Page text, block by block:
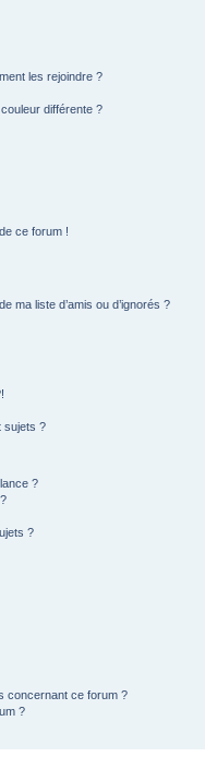
les rejoindre ?
différente ?
ce forum !
ma liste d’amis ou d’ignorés ?
sujets ?
?
?
concernant ce forum ?
?